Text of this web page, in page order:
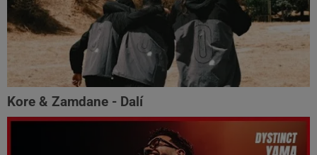
Kore & Zamdane - Dalí